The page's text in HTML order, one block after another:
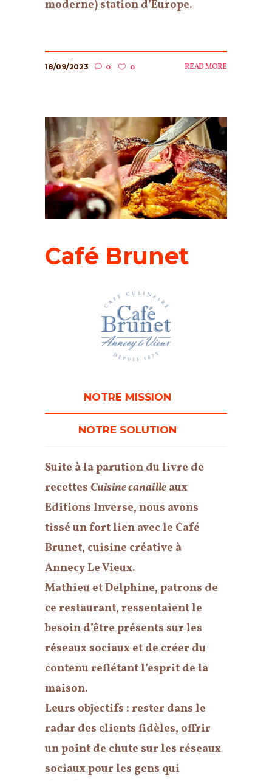
moderne) station d’Europe.
18/09/2023 0 0 READ MORE
Café Brunet
NOTRE MISSION
NOTRE SOLUTION
Suite à la parution du livre de
recettes Cuisine canaille aux
Editions Inverse, nous avons
tissé un fort lien avec le Café
Brunet, cuisine créative à
Annecy Le Vieux.
Mathieu et Delphine, patrons de
ce restaurant, ressentaient le
besoin d’être présents sur les
réseaux sociaux et de créer du
contenu reflétant l’esprit de la
maison.
Leurs objectifs : rester dans le
radar des clients fidèles, offrir
un point de chute sur les réseaux
sociaux pour les gens qui